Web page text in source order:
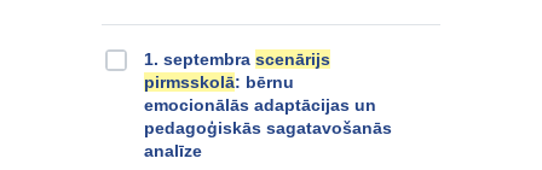
1. septembra scenārijs
pirmsskolā: bērnu
emocionālās adaptācijas un
pedagoģiskās sagatavošanās
analīze